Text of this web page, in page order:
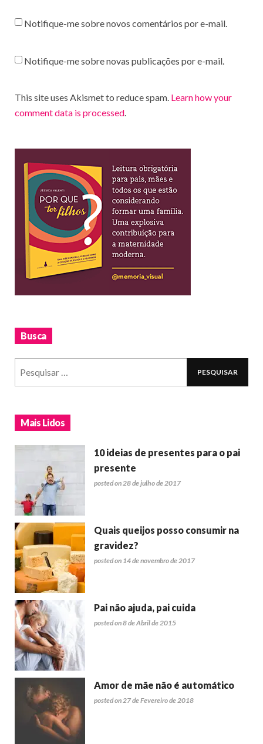
Notifique-me sobre novos comentários por e-mail.
Notifique-me sobre novas publicações por e-mail.
This site uses Akismet to reduce spam. Learn how your
comment data is processed.
Busca
Mais Lidos
10 ideias de presentes para o pai
presente
posted on 28 de julho de 2017
Quais queijos posso consumir na
gravidez?
posted on 14 de novembro de 2017
Pai não ajuda, pai cuida
posted on 8 de Abril de 2015
Amor de mãe não é automático
posted on 27 de Fevereiro de 2018